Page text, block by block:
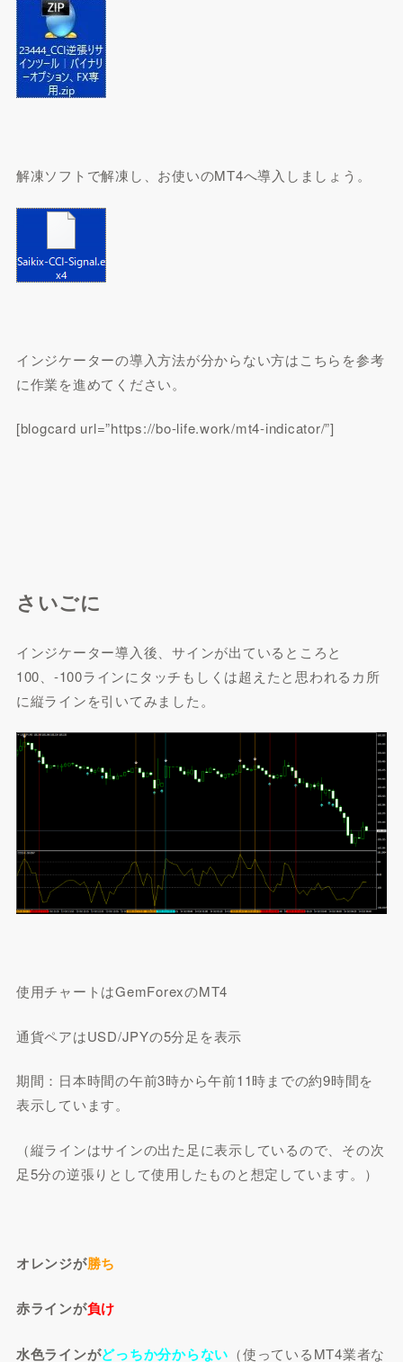
解凍ソフトで解凍し、お使いのMT4へ導入しましょう。
インジケーターの導入方法が分からない方はこちらを参考
に作業を進めてください。
[blogcard url=”https://bo-life.work/mt4-indicator/”]
さいごに
インジケーター導入後、サインが出ているところと
100、-100ラインにタッチもしくは超えたと思われるカ所
に縦ラインを引いてみました。
使用チャートはGemForexのMT4
通貨ペアはUSD/JPYの5分足を表示
期間：日本時間の午前3時から午前11時までの約9時間を
表示しています。
（縦ラインはサインの出た足に表示しているので、その次
足5分の逆張りとして使用したものと想定しています。）
オレンジが勝ち
赤ラインが負け
水色ラインがどっちか分からない （使っているMT4業者な